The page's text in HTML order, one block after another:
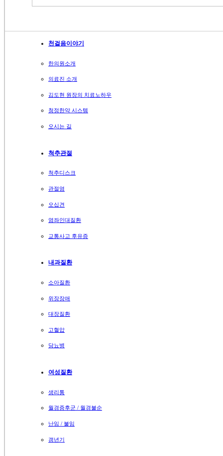
천걸음이야기
한의원소개
의료진 소개
김도현 원장의 치료노하우
청정한약 시스템
오시는 길
척추관절
척추디스크
관절염
오십견
염좌인대질환
교통사고 후유증
내과질환
소아질환
위장장애
대장질환
고혈압
당뇨병
여성질환
생리통
월경증후군 / 월경불순
난임 / 불임
갱년기